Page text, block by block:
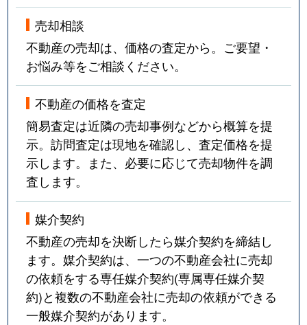
売却相談
不動産の売却は、価格の査定から。ご要望・
お悩み等をご相談ください。
不動産の価格を査定
簡易査定は近隣の売却事例などから概算を提
示。訪問査定は現地を確認し、査定価格を提
示します。また、必要に応じて売却物件を調
査します。
媒介契約
不動産の売却を決断したら媒介契約を締結し
ます。媒介契約は、一つの不動産会社に売却
の依頼をする専任媒介契約(専属専任媒介契
約)と複数の不動産会社に売却の依頼ができる
一般媒介契約があります。